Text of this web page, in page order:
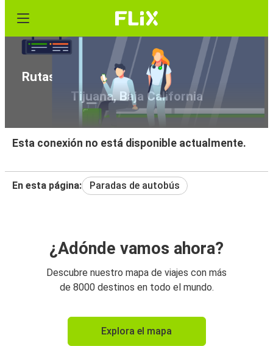
Rutas de autobús de Salt Lake City, UT a
Tijuana, Baja California
Esta conexión no está disponible actualmente.
En esta página: Paradas de autobús
¿Adónde vamos ahora?
Descubre nuestro mapa de viajes con más
de 8000 destinos en todo el mundo.
Explora el mapa